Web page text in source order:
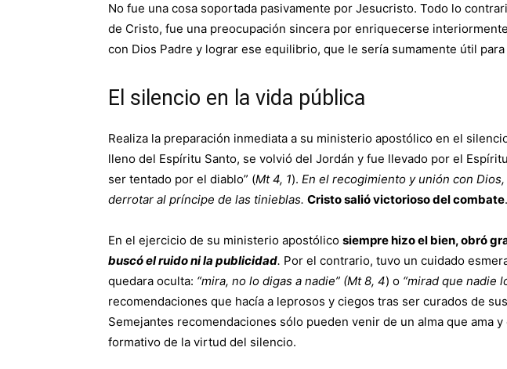
No fue una cosa soportada pasivamente por Jesucristo. Todo lo
de Cristo, fue una preocupación sincera por enriquecerse
con Dios Padre y lograr ese equilibrio, que le sería sumamente útil
El silencio en la vida pública
Realiza la preparación inmediata a su ministerio apostólico en el
lleno del Espíritu Santo, se volvió del Jordán y fue llevado por el
ser tentado por el diablo” (Mt 4, 1). En el recogimiento y unión con
derrotar al príncipe de las tinieblas. Cristo salió victorioso del combate.
En el ejercicio de su ministerio apostólico siempre hizo el bien, obró
buscó el ruido ni la publicidad. Por el contrario, tuvo un cuidado
quedara oculta: “mira, no lo digas a nadie” (Mt 8, 4) o “mirad que nadie
recomendaciones que hacía a leprosos y ciegos tras ser curados de
Semejantes recomendaciones sólo pueden venir de un alma que ama
formativo de la virtud del silencio.